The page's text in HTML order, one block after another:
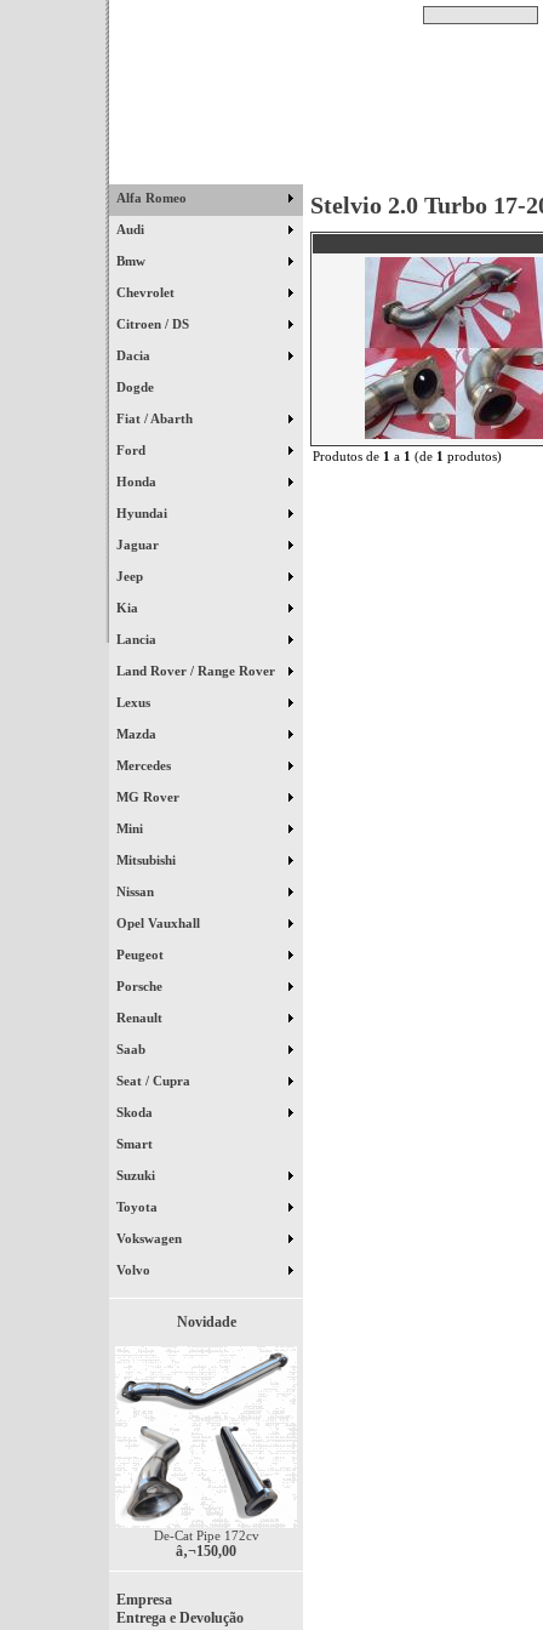
Alfa Romeo
Audi
Bmw
Chevrolet
Citroen / DS
Dacia
Dogde
Fiat / Abarth
Ford
Honda
Hyundai
Jaguar
Jeep
Kia
Lancia
Land Rover / Range Rover
Lexus
Mazda
Mercedes
MG Rover
Mini
Mitsubishi
Nissan
Opel Vauxhall
Peugeot
Porsche
Renault
Saab
Seat / Cupra
Skoda
Smart
Suzuki
Toyota
Vokswagen
Volvo
Novidade
De-Cat Pipe 172cv
â‚¬150,00
Empresa
Entrega e Devolução
Stelvio 2.0 Turbo 17-
Produtos de 1 a 1 (de 1 produtos)